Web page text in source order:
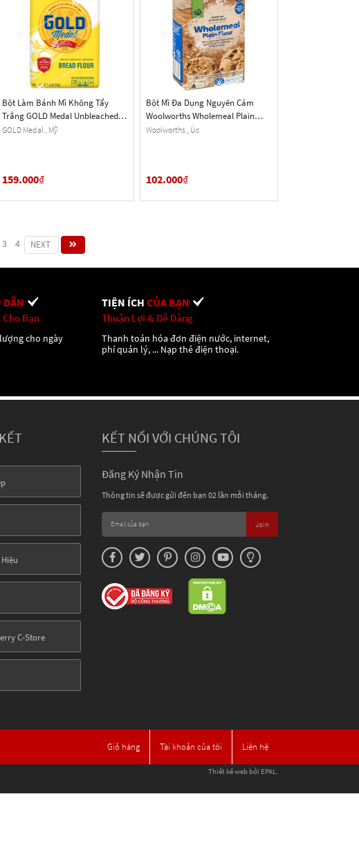
Bột Làm Bánh Mì Không Tẩy
Trắng GOLD Medal Unbleached
Bread Flour, Bịch 2.26 Kg (5 Lb.) -
GOLD Medal , Mỹ
159.000₫
Bột Mì Đa Dụng Nguyên Cám
Woolworths Wholemeal Plain
Flour, Túi 1 Kg
Woolworths , Úc
102.000₫
3 4 NEXT
DẪN
Bạn
cho ngày
TIỆN ÍCH CỦA BẠN
Thuận Lợi & Dễ Dàng
Thanh toán hóa đơn điện nước, internet,
phí quản lý, ... Nạp thẻ điện thoại.
KẾT NỐI VỚI CHÚNG TÔI
C-Store
Đăng Ký Nhận Tin
Thông tin sẽ được gửi đến bạn 02 lần mỗi tháng.
Join
Giỏ hàng Tài khoản của tôi Liên hệ
Thiết kế web bởi EPAL.